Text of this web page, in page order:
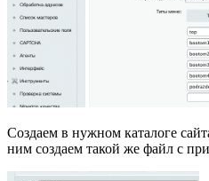
Создаем в нужном каталоге
ним создаем такой же файл с